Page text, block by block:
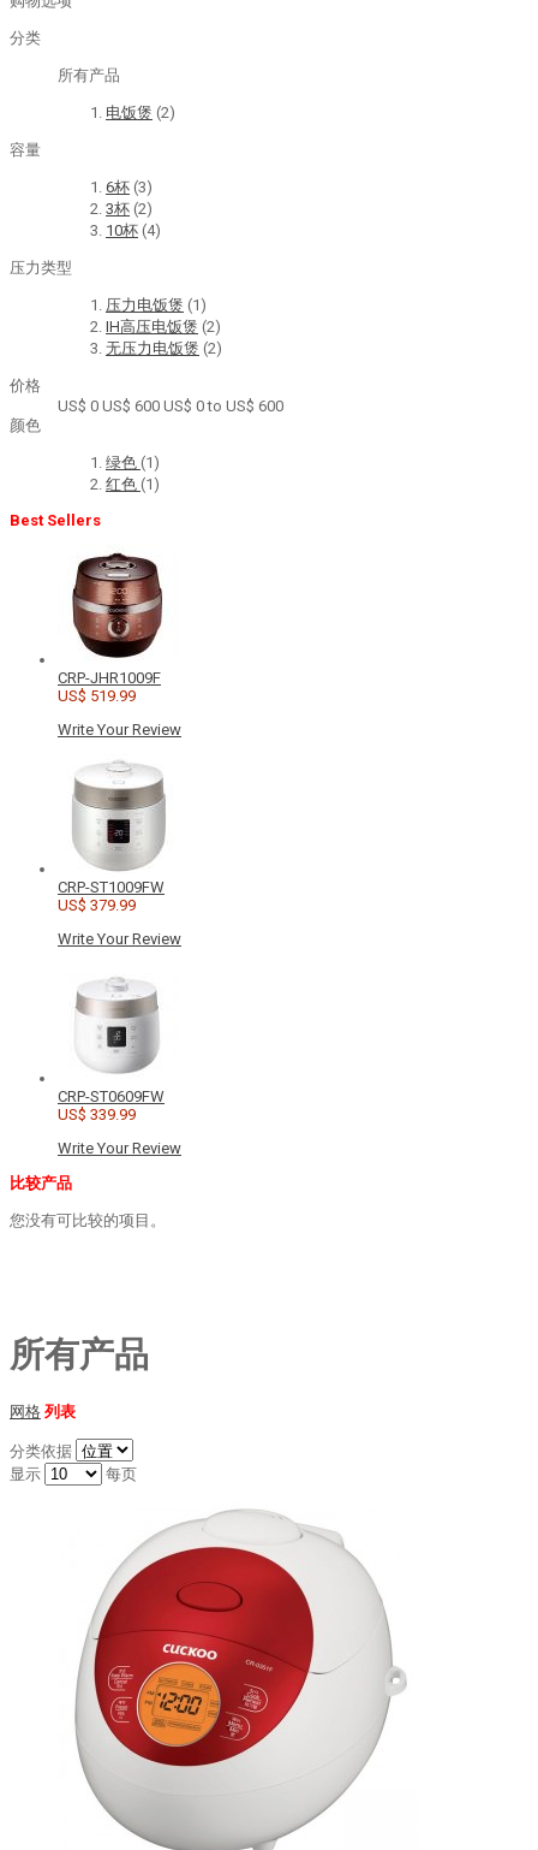
分类
所有产品
电饭煲 (2)
容量
6杯 (3)
3杯 (2)
10杯 (4)
压力类型
压力电饭煲 (1)
IH高压电饭煲 (2)
无压力电饭煲 (2)
价格
US$ 0 US$ 600 US$ 0 to US$ 600
颜色
绿色 (1)
红色 (1)
Best Sellers
CRP-JHR1009F
US$ 519.99
Write Your Review
CRP-ST1009FW
US$ 379.99
Write Your Review
CRP-ST0609FW
US$ 339.99
Write Your Review
比较产品
您没有可比较的项目。
所有产品
网格 列表
分类依据
显示
每页